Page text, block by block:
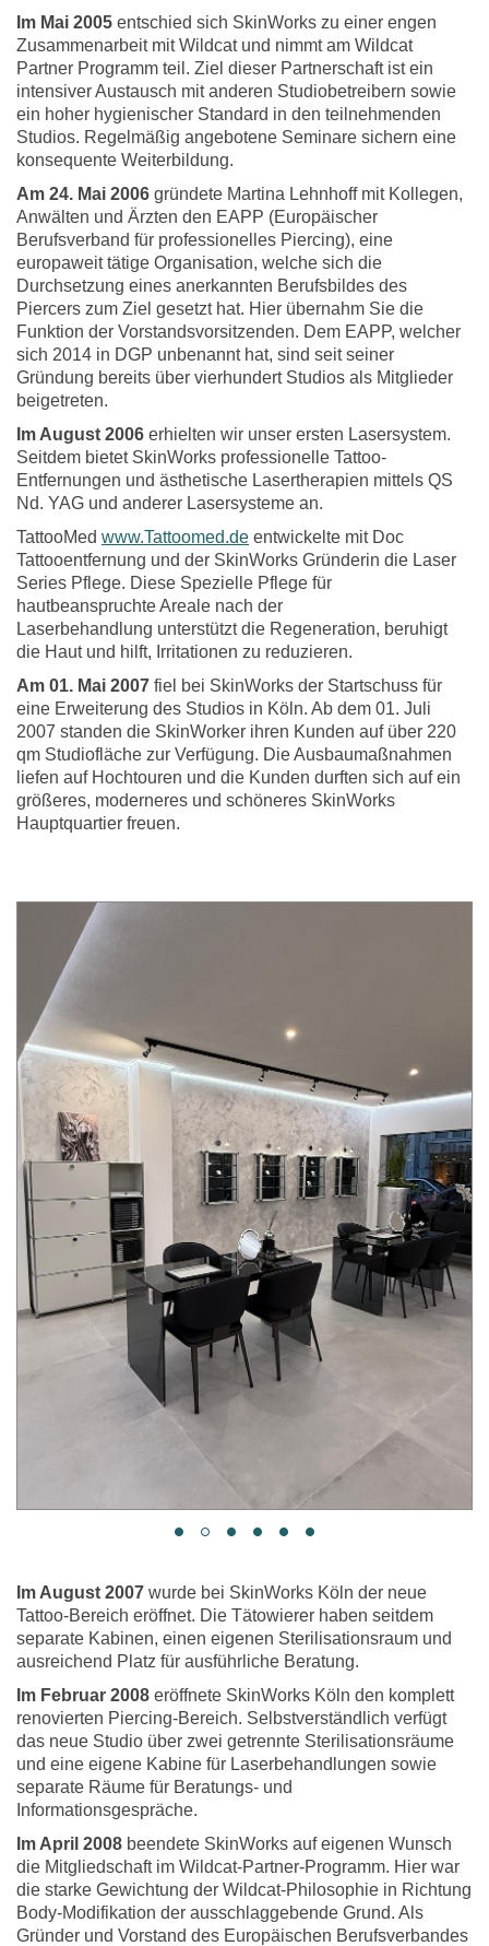
Im Mai 2005 entschied sich SkinWorks zu einer engen
Zusammenarbeit mit Wildcat und nimmt am Wildcat
Partner Programm teil. Ziel dieser Partnerschaft ist ein
intensiver Austausch mit anderen Studiobetreibern sowie
ein hoher hygienischer Standard in den teilnehmenden
Studios. Regelmäßig angebotene Seminare sichern eine
konsequente Weiterbildung.
Am 24. Mai 2006 gründete Martina Lehnhoff mit Kollegen,
Anwälten und Ärzten den EAPP (Europäischer
Berufsverband für professionelles Piercing), eine
europaweit tätige Organisation, welche sich die
Durchsetzung eines anerkannten Berufsbildes des
Piercers zum Ziel gesetzt hat. Hier übernahm Sie die
Funktion der Vorstandsvorsitzenden. Dem EAPP, welcher
sich 2014 in DGP unbenannt hat, sind seit seiner
Gründung bereits über vierhundert Studios als Mitglieder
beigetreten.
Im August 2006 erhielten wir unser ersten Lasersystem.
Seitdem bietet SkinWorks professionelle Tattoo-
Entfernungen und ästhetische Lasertherapien mittels QS
Nd. YAG und anderer Lasersysteme an.
TattooMed www.Tattoomed.de entwickelte mit Doc
Tattooentfernung und der SkinWorks Gründerin die Laser
Series Pflege. Diese Spezielle Pflege für
hautbeanspruchte Areale nach der
Laserbehandlung unterstützt die Regeneration, beruhigt
die Haut und hilft, Irritationen zu reduzieren.
Am 01. Mai 2007 fiel bei SkinWorks der Startschuss für
eine Erweiterung des Studios in Köln. Ab dem 01. Juli
2007 standen die SkinWorker ihren Kunden auf über 220
qm Studiofläche zur Verfügung. Die Ausbaumaßnahmen
liefen auf Hochtouren und die Kunden durften sich auf ein
größeres, moderneres und schöneres SkinWorks
Hauptquartier freuen.
Im August 2007 wurde bei SkinWorks Köln der neue
Tattoo-Bereich eröffnet. Die Tätowierer haben seitdem
separate Kabinen, einen eigenen Sterilisationsraum und
ausreichend Platz für ausführliche Beratung.
Im Februar 2008 eröffnete SkinWorks Köln den komplett
renovierten Piercing-Bereich. Selbstverständlich verfügt
das neue Studio über zwei getrennte Sterilisationsräume
und eine eigene Kabine für Laserbehandlungen sowie
separate Räume für Beratungs- und
Informationsgespräche.
Im April 2008 beendete SkinWorks auf eigenen Wunsch
die Mitgliedschaft im Wildcat-Partner-Programm. Hier war
die starke Gewichtung der Wildcat-Philosophie in Richtung
Body-Modifikation der ausschlaggebende Grund. Als
Gründer und Vorstand des Europäischen Berufsverbandes